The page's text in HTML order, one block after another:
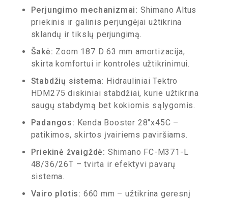
Perjungimo mechanizmai: Shimano Altus
priekinis ir galinis perjungėjai užtikrina
sklandų ir tikslų perjungimą.
Šakė: Zoom 187 D 63 mm amortizacija,
skirta komfortui ir kontrolės užtikrinimui.
Stabdžių sistema: Hidrauliniai Tektro
HDM275 diskiniai stabdžiai, kurie užtikrina
saugų stabdymą bet kokiomis sąlygomis.
Padangos: Kenda Booster 28″x45C –
patikimos, skirtos įvairiems paviršiams.
Priekinė žvaigždė: Shimano FC-M371-L
48/36/26T – tvirta ir efektyvi pavarų
sistema.
Vairo plotis: 660 mm – užtikrina geresnį